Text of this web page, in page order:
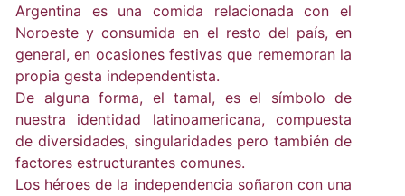
Argentina es una comida relacionada con el
Noroeste y consumida en el resto del país, en
general, en ocasiones festivas que rememoran la
propia gesta independentista.
De alguna forma, el tamal, es el símbolo de
nuestra identidad latinoamericana, compuesta
de diversidades, singularidades pero también de
factores estructurantes comunes.
Los héroes de la independencia soñaron con una